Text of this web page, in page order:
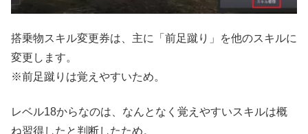
搭乗物スキル変更券は、主に「前足蹴り」を他のスキルに
変更します。
※前足蹴りは覚えやすいため。
レベル18からなのは、なんとなく覚えやすいスキルは概
ね習得したと判断したため。